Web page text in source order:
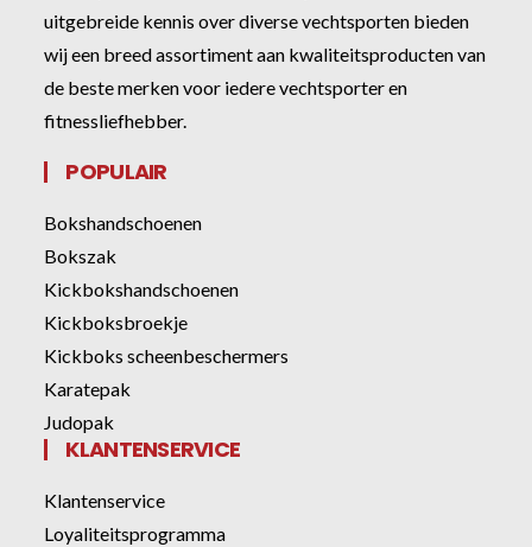
uitgebreide kennis over diverse vechtsporten bieden
wij een breed assortiment aan kwaliteitsproducten van
de beste merken voor iedere vechtsporter en
fitnessliefhebber.
POPULAIR
Bokshandschoenen
Bokszak
Kickbokshandschoenen
Kickboksbroekje
Kickboks scheenbeschermers
Karatepak
Judopak
KLANTENSERVICE
Klantenservice
Loyaliteitsprogramma